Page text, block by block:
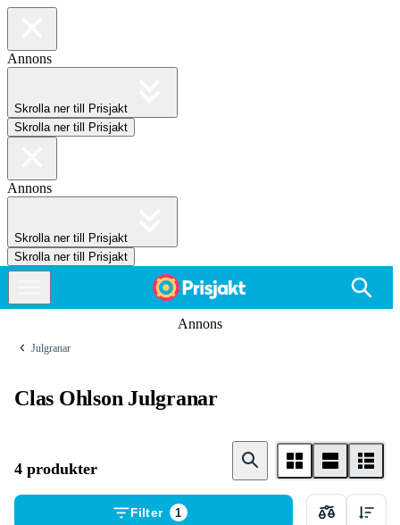
Annons
Skrolla ner till Prisjakt
Skrolla ner till Prisjakt
Annons
Skrolla ner till Prisjakt
Skrolla ner till Prisjakt
Annons
Julgranar
Clas Ohlson Julgranar
4 produkter
Filter 1